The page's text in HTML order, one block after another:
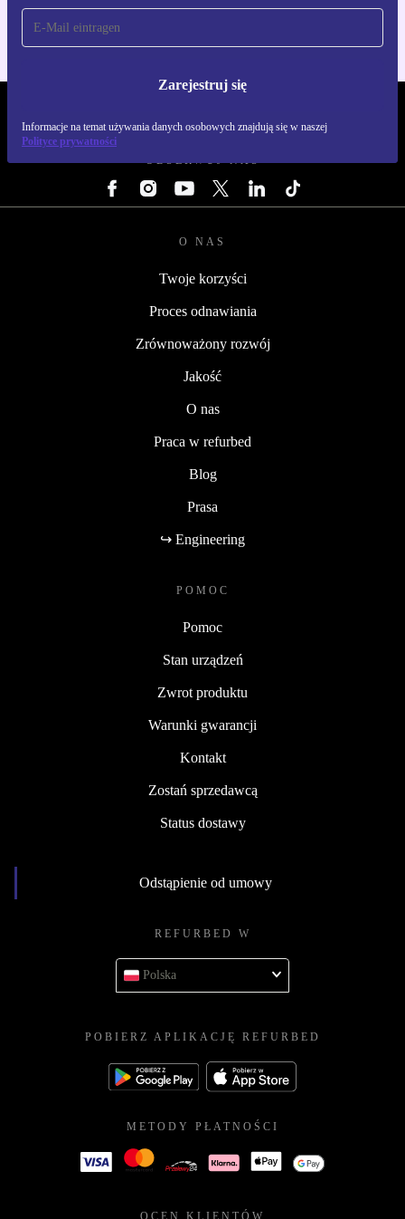
Zarejestruj się
Informacje na temat używania danych osobowych znajdują się w naszej
Polityce prywatności
OBSERWUJ NAS
O NAS
Twoje korzyści
Proces odnawiania
Zrównoważony rozwój
Jakość
O nas
Praca w refurbed
Blog
Prasa
↪ Engineering
POMOC
Pomoc
Stan urządzeń
Zwrot produktu
Warunki gwarancji
Kontakt
Zostań sprzedawcą
Status dostawy
Odstąpienie od umowy
REFURBED W
Polska
POBIERZ APLIKACJĘ REFURBED
METODY PŁATNOŚCI
OCEN KLIENTÓW